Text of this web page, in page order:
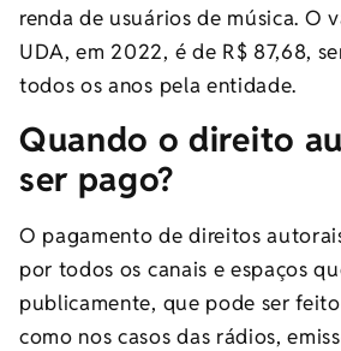
renda de usuários de música. O
UDA, em 2022, é de R$ 87,68,
todos os anos pela entidade.
Quando o direito
ser pago?
O pagamento de direitos
por todos os canais e espaços
publicamente, que pode ser
como nos casos das rádios,